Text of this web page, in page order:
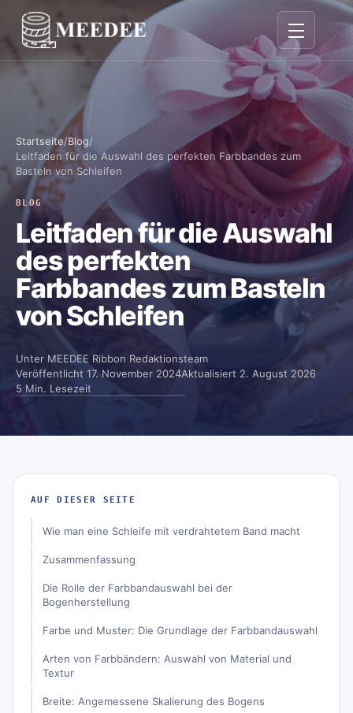
Navigation
Startseite/Blog/
Leitfaden für die Auswahl des perfekten Farbbandes zum
Basteln von Schleifen
BLOG
Leitfaden für die Auswahl
des perfekten
Farbbandes zum Basteln
von Schleifen
Unter MEEDEE Ribbon Redaktionsteam
Veröffentlicht 17. November 2024Aktualisiert 2. August 2026
5 Min. Lesezeit
AUF DIESER SEITE
Wie man eine Schleife mit verdrahtetem Band macht
Zusammenfassung
Die Rolle der Farbbandauswahl bei der
Bogenherstellung
Farbe und Muster: Die Grundlage der Farbbandauswahl
Arten von Farbbändern: Auswahl von Material und
Textur
Breite: Angemessene Skalierung des Bogens